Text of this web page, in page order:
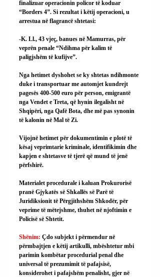
finalizuar operacionin policor të koduar
“Borders 4”. Si rezultat i këtij operacioni, u
arrestua në flagrancë shtetasi:
-K. Ll., 43 vjeç, banues në Mamurras, për
veprën penale “Ndihma për kalim të
paligjshëm të kufijve”.
Nga hetimet dyshohet se ky shtetas ndihmonte
duke i transportuar me automjet kundrejt
pagesës 400-500 euro për person, emigrantë
nga Vendet e Treta, që hynin ilegalisht në
Shqipëri, nga Qafë Bota, dhe më pas synonin
të kalonin në Mal të Zi.
Vijojnë hetimet për dokumentimin e plotë të
kësaj veprimtarie kriminale, identifikimin dhe
kapjen e shtetasve të tjerë që mund të jenë
përfshirë.
Materialet procedurale i kaluan Prokurorisë
pranë Gjykatës së Shkallës së Parë të
Juridiksionit të Përgjithshëm Shkodër, për
veprime të mëtejshme, thuhet në njoftimin e
Policisë së Shtetit.
Shënim: Çdo subjekt i përmendur në
përmbajtjen e këtij artikulli, mbështetur mbi
parimin kombëtar procedurial penal dhe
universal të prezumimit të pafajsisë,
konsiderohet i pafajshëm penalisht, gjer në